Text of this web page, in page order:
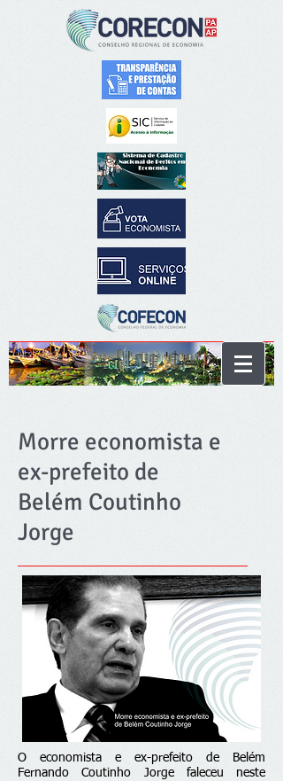
Morre economista e
ex-prefeito de
Belém Coutinho
Jorge
O economista e ex-prefeito de Belém
Fernando Coutinho Jorge faleceu neste